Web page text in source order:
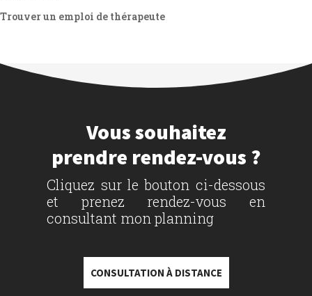
Trouver un emploi de thérapeute
Vous souhaitez
prendre rendez-vous ?
Cliquez sur le bouton ci-dessous
et prenez rendez-vous en
consultant mon planning
CONSULTATION À DISTANCE